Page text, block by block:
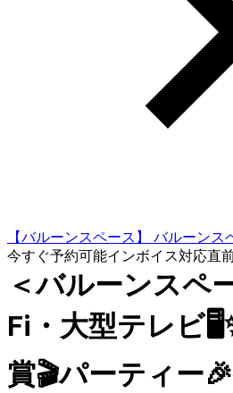
【バルーンスペース】 バルーンス
今すぐ予約可能インボイス対応直
＜バルーンスペ
Fi・大型テレビ
賞🎬パーティー